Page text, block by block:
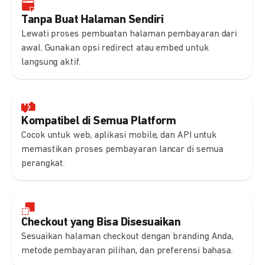
Tanpa Buat Halaman Sendiri
Lewati proses pembuatan halaman pembayaran dari
awal. Gunakan opsi redirect atau embed untuk
langsung aktif.
Kompatibel di Semua Platform
Cocok untuk web, aplikasi mobile, dan API untuk
memastikan proses pembayaran lancar di semua
perangkat.
Checkout yang Bisa Disesuaikan
Sesuaikan halaman checkout dengan branding Anda,
metode pembayaran pilihan, dan preferensi bahasa.